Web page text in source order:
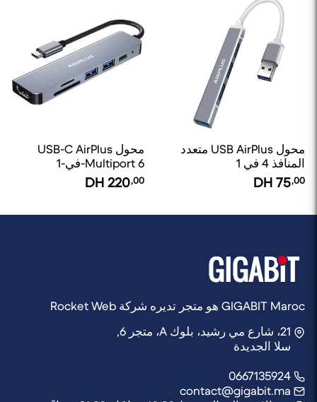
محول USB AirPlus متعدد
المنافذ 4 في 1
75,00
محول USB-C AirPlus
Multiport 6-في-1
220,00
GIGABIT Maroc هو متجر تديره شركة Rocket Web
21، شارع مي رشيد، بلوك A، متجر 6,
سلا الجديدة